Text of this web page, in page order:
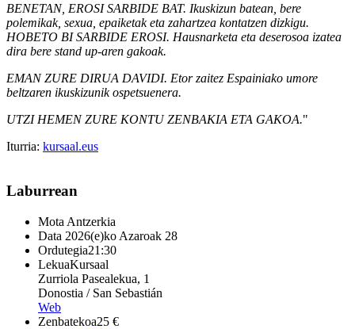
BENETAN, EROSI SARBIDE BAT. Ikuskizun batean, bere
polemikak, sexua, epaiketak eta zahartzea kontatzen dizkigu.
HOBETO BI SARBIDE EROSI. Hausnarketa eta deserosoa izatea
dira bere stand up-aren gakoak.
EMAN ZURE DIRUA DAVIDI. Etor zaitez Espainiako umore
beltzaren ikuskizunik ospetsuenera.
UTZI HEMEN ZURE KONTU ZENBAKIA ETA GAKOA."
Iturria: kursaal.eus
Laburrean
Mota Antzerkia
Data 2026(e)ko Azaroak 28
Ordutegia21:30
LekuaKursaal
Zurriola Pasealekua, 1
Donostia / San Sebastián
Web
Zenbatekoa25 €